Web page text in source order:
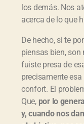
los demás. Nos
acerca de lo que
De hecho, si te
piensas bien,
fuiste presa de
precisamente
confort. El
Que, por lo
y, cuando nos